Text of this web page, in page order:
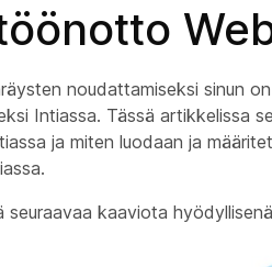
noudattamiseksi sinun
Intiassa. Tässä artikkelissa
ja miten luodaan ja
kaaviota